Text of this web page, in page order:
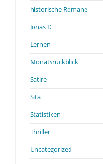
historische Romane
Jonas D
Lernen
Monatsrückblick
Satire
Sita
Statistiken
Thriller
Uncategorized